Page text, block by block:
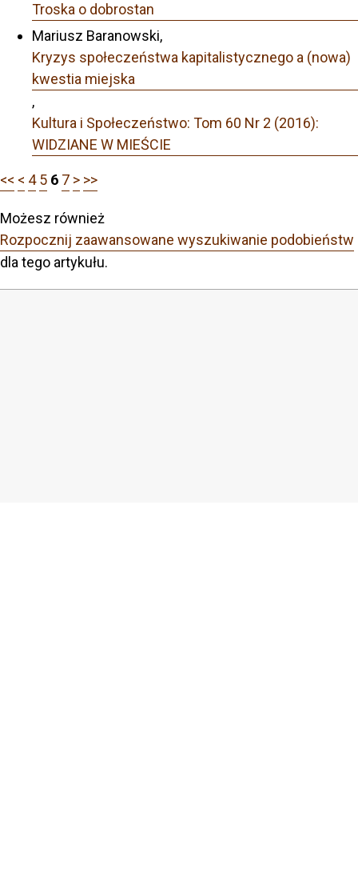
Troska o dobrostan
Mariusz Baranowski,
Kryzys społeczeństwa kapitalistycznego a (nowa)
kwestia miejska
,
Kultura i Społeczeństwo: Tom 60 Nr 2 (2016):
WIDZIANE W MIEŚCIE
<< < 4 5 6 7 > >>
Możesz również
Rozpocznij zaawansowane wyszukiwanie podobieństw
dla tego artykułu.